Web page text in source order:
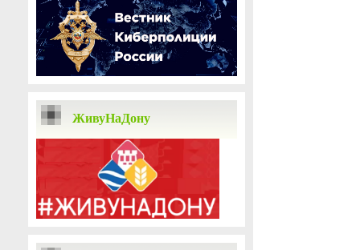
ЖивуНаДону